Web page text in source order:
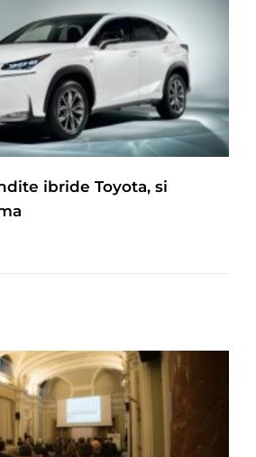
ibride Toyota, si